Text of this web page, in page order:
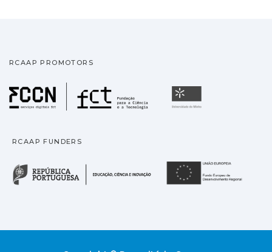
RCAAP PROMOTORS
Fundação para a
RCAAP FUNDERS
República Portuguesa